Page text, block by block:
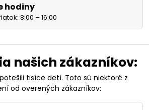
hodiny
8:00 – 16:00
našich zákazníkov:
tisíce detí. Toto sú niektoré z
od overených zákazníkov: